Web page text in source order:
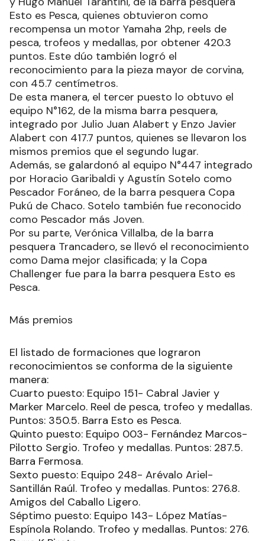
El Ministerio de Turismo de la Provincia, dio a
conocer el listado de los ganadores y ganadoras
de la competencia de pesca de embarcada a
remo de esta XXI edición de la Fiesta Nacional de
la Corvina de Río, que se llevó a cabo el domingo
en la localidad de Herradura.
Con la participación de 487 equipos y 125 piezas
de corvina capturadas, el equipo N°123 de la
barra pesquera Fermosa, a cargo de Cristian
Olguín y Lucas Gon, se llevó el primer puesto con
450 puntos y de premios un motor Yamaha 3hp,
reels de pesca, trofeos y medallas.
Asimismo, el segundo lugar fue para el equipo
N°168, encabezado por Gustavo Nicolás Traianon
y Hugo Manuel Tarantini, de la barra pesquera
Esto es Pesca, quienes obtuvieron como
recompensa un motor Yamaha 2hp, reels de
pesca, trofeos y medallas, por obtener 420.3
puntos. Este dúo también logró el
reconocimiento para la pieza mayor de corvina,
con 45.7 centímetros.
De esta manera, el tercer puesto lo obtuvo el
integrado por Julio Juan Alabert y Enzo Javier
mismos premios que el segundo lugar.
Además, se galardonó al equipo N°447 integrado
por Horacio Garibaldi y Agustín Sotelo como
Pescador Foráneo, de la barra pesquera Copa
Pukú de Chaco. Sotelo también fue reconocido
como Pescador más Joven.
Por su parte, Verónica Villalba, de la barra
pesquera Trancadero, se llevó el reconocimiento
como Dama mejor clasificada; y la Copa
Challenger fue para la barra pesquera Esto es
Pesca.
Más premios